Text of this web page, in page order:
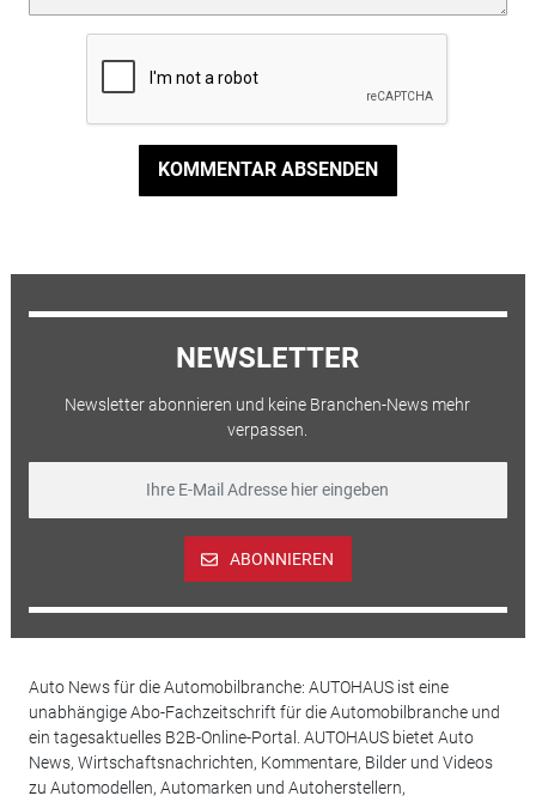
KOMMENTAR ABSENDEN
NEWSLETTER
Newsletter abonnieren und keine Branchen-News mehr
verpassen.
ABONNIEREN
Auto News für die Automobilbranche: AUTOHAUS ist eine
unabhängige Abo-Fachzeitschrift für die Automobilbranche und
ein tagesaktuelles B2B-Online-Portal. AUTOHAUS bietet Auto
News, Wirtschaftsnachrichten, Kommentare, Bilder und Videos
zu Automodellen, Automarken und Autoherstellern,